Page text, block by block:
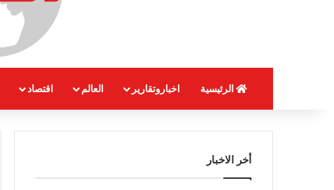
الرئيسية اخباروتقارير العالم اقتصاد
أخر الاخبار